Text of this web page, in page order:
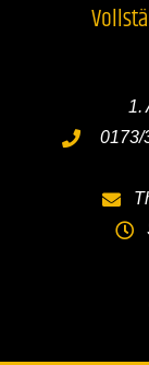
1.
0173/